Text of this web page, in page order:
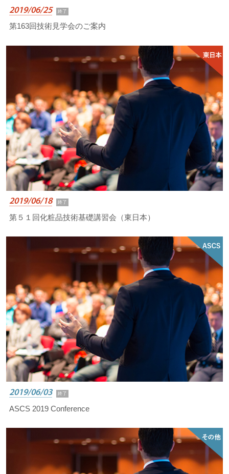
2019/06/25 終了
第163回技術見学会のご案内
2019/06/18 終了
第５１回化粧品技術基礎講習会（東日本）
2019/06/03 終了
ASCS 2019 Conference